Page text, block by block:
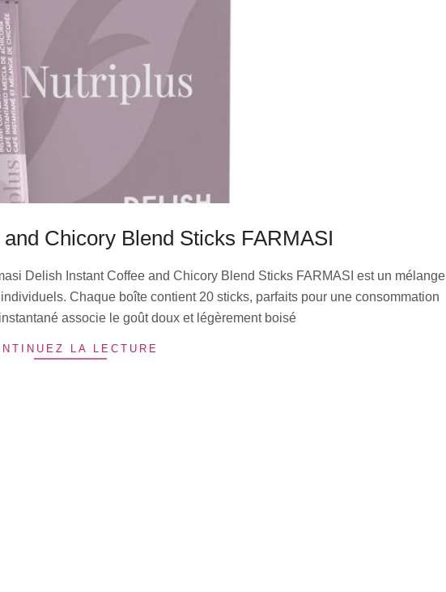
Chicory Blend Sticks FARMASI
Delish Instant Coffee and Chicory Blend Sticks FARMASI est un mélange
Chaque boîte contient 20 sticks, parfaits pour une consommation
associe le goût doux et légèrement boisé
LA LECTURE